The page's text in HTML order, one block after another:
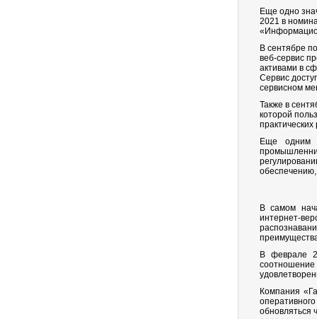
Еще одно
2021 в
В сентябре
веб-сервис
активами в
Сервис
сервисном
Также в
которой
Еще одним
В самом
интернет-
В феврале
Компания
обновляться